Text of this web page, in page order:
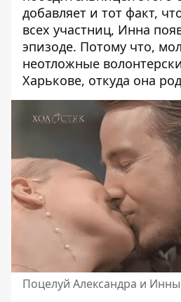
добавляет и тот факт,
всех участниц, Инна
эпизоде. Потому что,
неотложные
Харькове, откуда она
Поцелуй Александра и Инны